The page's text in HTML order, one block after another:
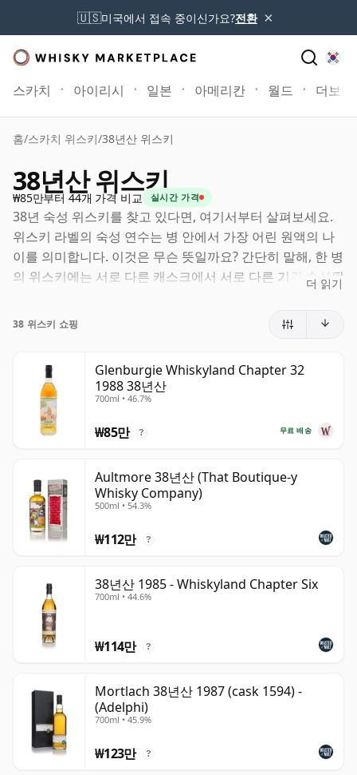
🇺🇸미국에서 접속 중이신가요?전환 ×
스카치 아이리시 일본 아메리칸 월드 더보기
홈/스카치 위스키/38년산 위스키
38년산 위스키
₩85만부터 44개 가격 비교 실시간 가격
38년 숙성 위스키를 찾고 있다면, 여기서부터 살펴보세요.
위스키 라벨의 숙성 연수는 병 안에서 가장 어린 원액의 나
이를 의미합니다. 이것은 무슨 뜻일까요? 간단히 말해, 한 병
의 위스키에는 서로 다른 캐스크에서 서로 다른 기간 숙성된
년)이라고 적혀 있다면, 더 오래 숙성된 원액이 포함될 수는
위스키는 병입되는 순간 숙성이 멈추며, 병 안에서 계속 숙
성되는 와인과 다릅니다. 따라서 삼십팔년 숙성 위스키는 시
간이 멈춘 상태로, 언제나 38년 숙성으로 남습니다.
더 읽기
38 위스키 쇼핑
Glenburgie Whiskyland Chapter 32
1988 38년산
700ml • 46.7%
무료 배송
₩85만 ?
Aultmore 38년산 (That Boutique-y
Whisky Company)
500ml • 54.3%
₩112만 ?
38년산 1985 - Whiskyland Chapter Six
700ml • 44.6%
₩114만 ?
Mortlach 38년산 1987 (cask 1594) -
(Adelphi)
700ml • 45.9%
₩123만 ?